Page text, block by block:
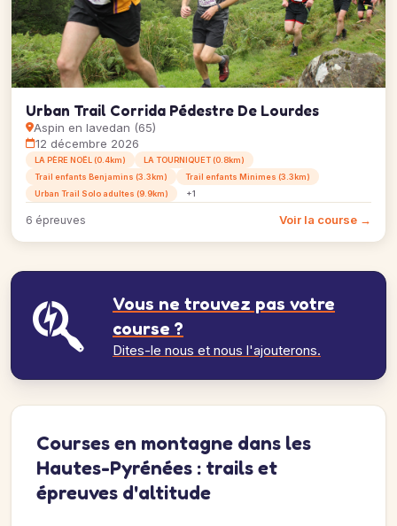
Urban Trail Corrida Pédestre De Lourdes
Aspin en lavedan (65)
12 décembre 2026
LA PÈRE NOËL (0.4km)
LA TOURNIQUET (0.8km)
Trail enfants Benjamins (3.3km)
Trail enfants Minimes (3.3km)
Urban Trail Solo adultes (9.9km)
+1
6 épreuves Voir la course →
Vous ne trouvez pas votre
course ?
Dites-le nous et nous l'ajouterons.
Courses en montagne dans les
Hautes-Pyrénées : trails et
épreuves d'altitude